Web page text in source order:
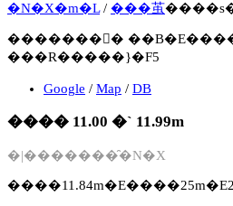
�N�X�m�L/ ���茧
�������񍐏�
���R�����}�F5
Google / Map / DB
���� 11.00 �` 11.99m
�|�������̑�N�X